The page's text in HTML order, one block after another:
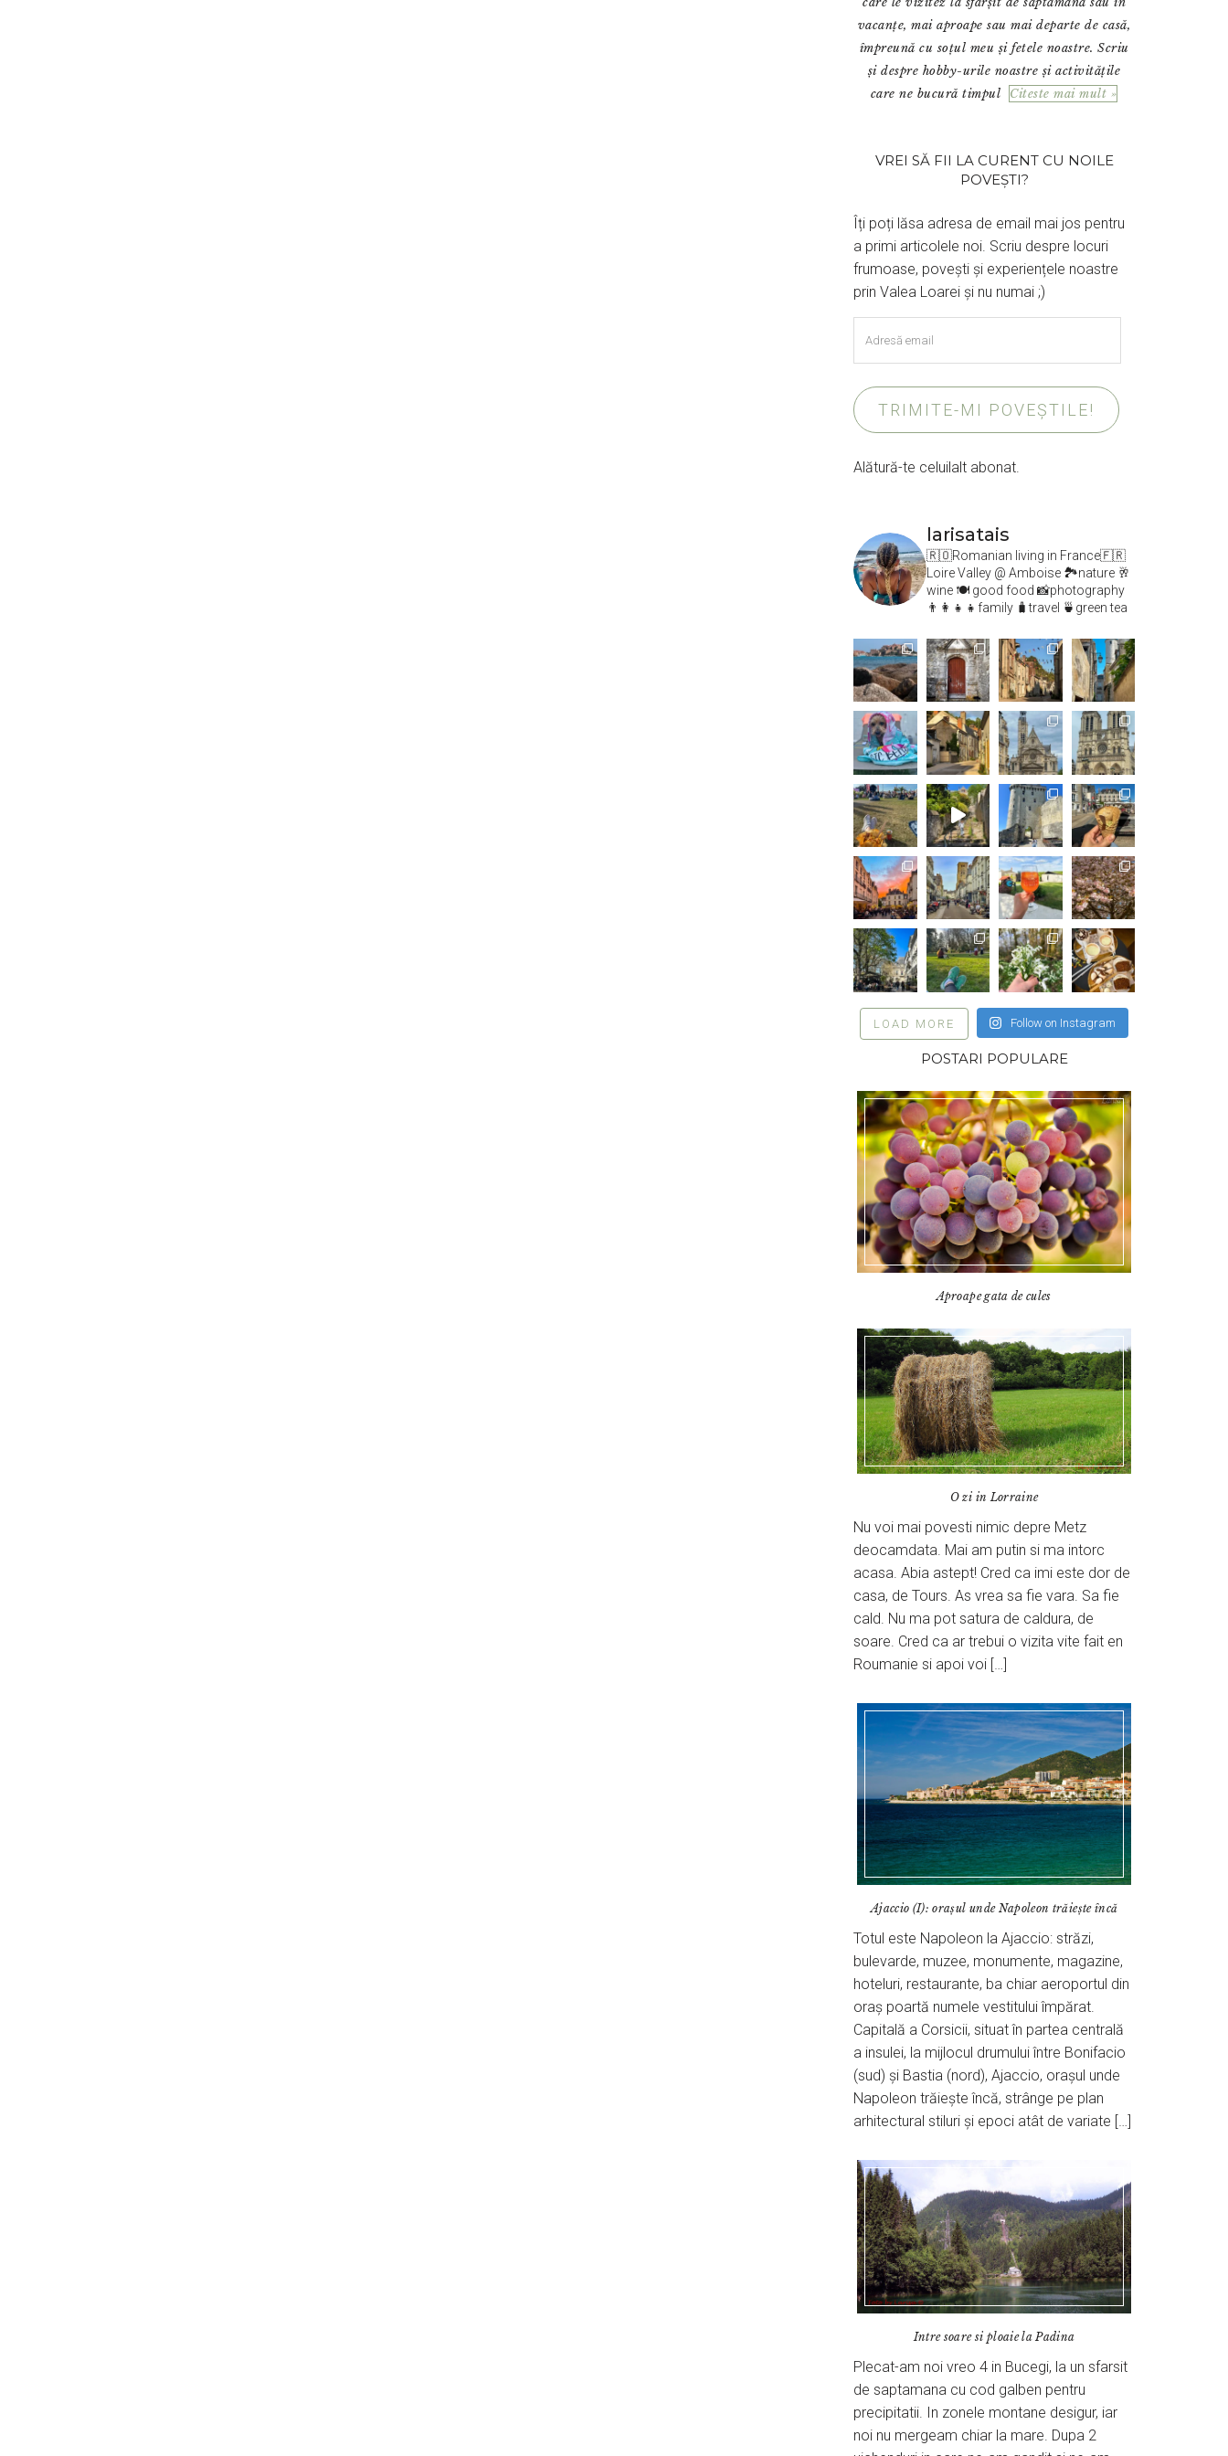
vacanțe, mai aproape sau mai departe de casă,
împreună cu soțul meu și fetele noastre. Scriu
și despre hobby-urile noastre și activitățile
care ne bucură timpul Citeste mai mult »
VREI SĂ FII LA CURENT CU NOILE
POVEȘTI?
Îți poți lăsa adresa de email mai jos pentru
a primi articolele noi. Scriu despre locuri
frumoase, povești și experiențele noastre
prin Valea Loarei și nu numai ;)
email
TRIMITE-MI POVEȘTILE!
Alătură-te celuilalt abonat.
larisatais
🇷🇴Romanian living in France🇫🇷
Loire Valley @ Amboise 🏞️nature 🥂
wine 🍽 good food 📸photography
👨‍👩‍👧‍👧family 🧳travel 🍵green tea
LOAD MORE Follow on Instagram
POSTARI POPULARE
Aproape gata de cules
O zi in Lorraine
Nu voi mai povesti nimic depre Metz
deocamdata. Mai am putin si ma intorc
acasa. Abia astept! Cred ca imi este dor de
casa, de Tours. As vrea sa fie vara. Sa fie
cald. Nu ma pot satura de caldura, de
soare. Cred ca ar trebui o vizita vite fait en
Roumanie si apoi voi […]
Ajaccio (I): orașul unde Napoleon trăiește încă
Totul este Napoleon la Ajaccio: străzi,
bulevarde, muzee, monumente, magazine,
hoteluri, restaurante, ba chiar aeroportul din
oraș poartă numele vestitului împărat.
Capitală a Corsicii, situat în partea centrală
a insulei, la mijlocul drumului între Bonifacio
(sud) și Bastia (nord), Ajaccio, orașul unde
Napoleon trăiește încă, strânge pe plan
arhitectural stiluri și epoci atât de variate […]
Intre soare si ploaie la Padina
Plecat-am noi vreo 4 in Bucegi, la un sfarsit
de saptamana cu cod galben pentru
precipitatii. In zonele montane desigur, iar
noi nu mergeam chiar la mare. Dupa 2